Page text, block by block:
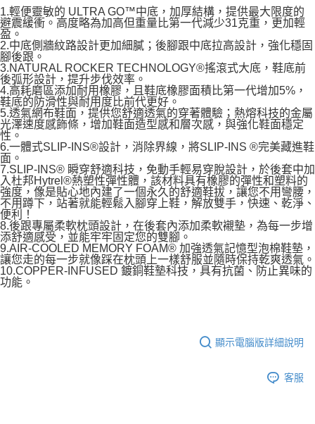
1.輕便靈敏的 ULTRA GO™中底，加厚結構，提供最大限度的
避震緩衝。高度略為加高但重量比第一代減少31克重，更加輕
盈。
2.中底側牆紋路設計更加細膩；後腳跟中底拉高設計，強化穩固
腳後跟。
3.NATURAL ROCKER TECHNOLOGY®搖滾式大底，鞋底前
後弧形設計，提升步伐效率。
4.高耗磨區添加耐用橡膠，且鞋底橡膠面積比第一代增加5%，
鞋底的防滑性與耐用度比前代更好。
5.透氣網布鞋面，提供您舒適透氣的穿著體驗；熱熔科技的金屬
光澤速度感飾條，增加鞋面造型感和層次感，與強化鞋面穩定
性。
6.一體式SLIP-INS®設計，消除界線，將SLIP-INS ®完美藏進鞋
面。
7.SLIP-INS® 瞬穿舒適科技，免動手輕易穿脫設計，於後套中加
入杜邦Hytrel®熱塑性彈性體，該材料具有橡膠的彈性和塑料的
強度，像是貼心地內建了一個永久的舒適鞋拔，讓您不用彎腰，
不用蹲下，站著就能輕鬆入腳穿上鞋，解放雙手，快速、乾淨、
便利！
8.後跟專屬柔軟枕頭設計，在後套內添加柔軟襯墊，為每一步增
添舒適感受，並能牢牢固定您的雙腳。
9.AIR-COOLED MEMORY FOAM® 加強透氣記憶型泡棉鞋墊，
讓您走的每一步就像踩在枕頭上一樣舒服並隨時保持乾爽透氣。
10.COPPER-INFUSED 鍍銅鞋墊科技，具有抗菌、防止異味的
功能。
顯示電腦版詳細說明
客服